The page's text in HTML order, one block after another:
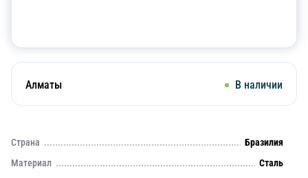
Алматы В наличии
Страна
Бразилия
Материал
Сталь